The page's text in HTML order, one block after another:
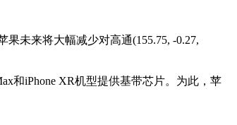
未来将大幅减少对高通(155.75, -0.27,
和iPhone XR机型提供基带芯片。为此，苹